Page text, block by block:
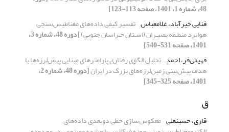
48، شماره 1، 1401، صفحه 113-123]
فنایی خیرآباد، غلامعباس تفسیر کیفی داده‌های مغناطیس‌‌سنجی
هوابرد منطـقه بصیـران (اسـتان خـراسان جنوبی) [دوره 48، شماره 3،
1401، صفحه 531-540]
فهیمی‌فر، احمد تحلیل الگوی رفتاری پارامترهای مبنایی پیش‌لرزه‌ها با
هدف پیش‌بینی زمین‌لرزه‌های بزرگ در ایران [دوره 48، شماره 2،
1401، صفحه 325-345]
ق
قاری، حسینعلی معکوس‌سازی خطی دو‌بعدی داده‌های